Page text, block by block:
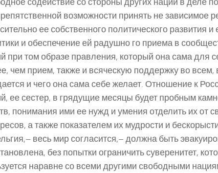
возможности принять не зависимое
ее собственного политического развития
и обеспечение ей радушно го приема в
при том образе правления, который она сама для
чем прием, также и всяческую поддержку во всем,
и чего она сама себе желает. Отношение к
ее сестер, в грядущие месяцы будет пробным
понимания ими ее нужд и умения отделить их от
а также показателем их мудрости и
весь мир согласится,– должна быть
без попытки ограничить суверенитет,
наравне со всеми другими свободными